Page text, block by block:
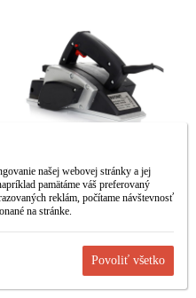
našej webovej stránky a jej
pamätáme váš preferovaný
reklám, počítame návštevnosť
na stránke.
Povoliť všetko